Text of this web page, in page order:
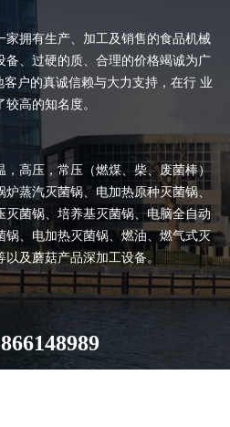
家拥有生产、加工及销售的食品机械
备、过硬的质、合理的价格竭诚为广
户的真诚信赖与大力支持，在行 业
较高的知名度。
，高压，常压（燃煤、柴、废菌棒）
炉蒸汽灭菌锅、电加热原种灭菌锅、
灭菌锅、培养基灭菌锅、电脑全自动
锅、电加热灭菌锅、燃油、燃气式灭
及蘑菇产品深加工设备。